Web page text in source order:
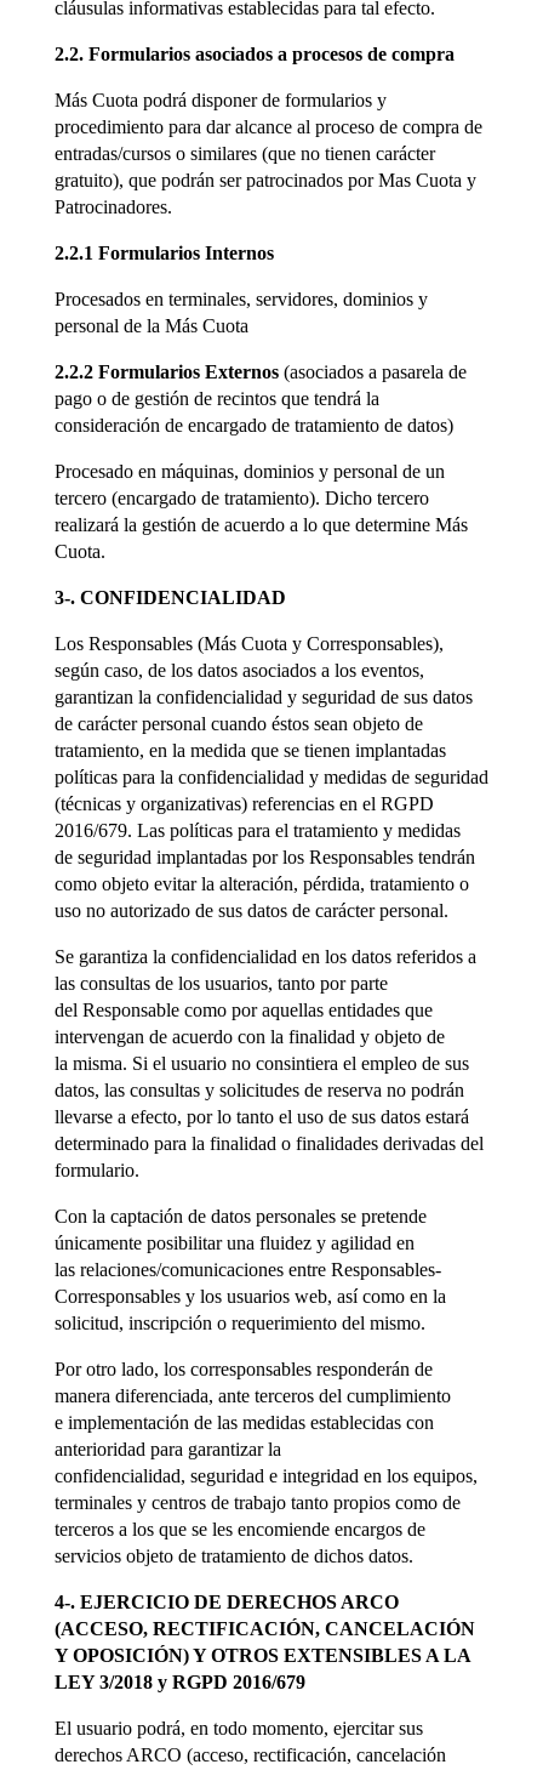
cláusulas informativas establecidas para tal efecto.
2.2. Formularios asociados a procesos de compra
Más Cuota podrá disponer de formularios y
procedimiento para dar alcance al proceso de compra de
entradas/cursos o similares (que no tienen carácter
gratuito), que podrán ser patrocinados por Mas Cuota y
Patrocinadores.
2.2.1 Formularios Internos
Procesados en terminales, servidores, dominios y
personal de la Más Cuota
2.2.2 Formularios Externos(asociados a pasarela de
pago o de gestión de recintos que tendrá la
consideración de encargado de tratamiento de datos)
Procesado en máquinas, dominios y personal de un
tercero (encargado de tratamiento). Dicho tercero
realizará la gestión de acuerdo a lo que determine Más
Cuota.
3-. CONFIDENCIALIDAD
Los Responsables (Más Cuota y Corresponsables),
según caso, de los datos asociados a los eventos,
garantizan la confidencialidad y seguridad de sus datos
de carácter personal cuando éstos sean objeto de
tratamiento, en la medida que se tienen implantadas
políticas para la confidencialidad y medidas de seguridad
(técnicas y organizativas) referencias en el RGPD
2016/679. Las políticas para el tratamiento y medidas
de seguridad implantadas por los Responsables tendrán
como objeto evitar la alteración, pérdida, tratamiento o
uso no autorizado de sus datos de carácter personal.
Se garantiza la confidencialidad en los datos referidos a
las consultas de los usuarios, tanto por parte
del Responsable como por aquellas entidades que
intervengan de acuerdo con la finalidad y objeto de
la misma. Si el usuario no consintiera el empleo de sus
datos, las consultas y solicitudes de reserva no podrán
llevarse a efecto, por lo tanto el uso de sus datos estará
determinado para la finalidad o finalidades derivadas del
formulario.
Con la captación de datos personales se pretende
únicamente posibilitar una fluidez y agilidad en
las relaciones/comunicaciones entre Responsables-
Corresponsables y los usuarios web, así como en la
solicitud, inscripción o requerimiento del mismo.
Por otro lado, los corresponsables responderán de
manera diferenciada, ante terceros del cumplimiento
e implementación de las medidas establecidas con
anterioridad para garantizar la
confidencialidad, seguridad e integridad en los equipos,
terminales y centros de trabajo tanto propios como de
terceros a los que se les encomiende encargos de
servicios objeto de tratamiento de dichos datos.
4-. EJERCICIO DE DERECHOS ARCO
(ACCESO, RECTIFICACIÓN, CANCELACIÓN
Y OPOSICIÓN) Y OTROS EXTENSIBLES A LA
LEY 3/2018 y RGPD 2016/679
El usuario podrá, en todo momento, ejercitar sus
derechos ARCO (acceso, rectificación, cancelación